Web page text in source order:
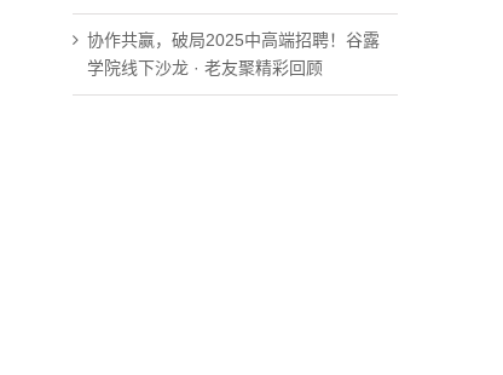
协作共赢，破局2025中高端招聘！谷露
学院线下沙龙 · 老友聚精彩回顾